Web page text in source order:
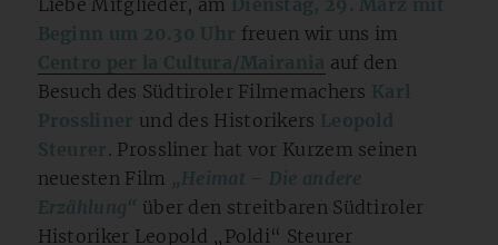
Liebe Mitglieder, am Dienstag, 29. März mit
Beginn um 20.30 Uhr freuen wir uns im
Centro per la Cultura/Mairania auf den
Besuch des Südtiroler Filmemachers Karl
Prossliner und des Historikers Leopold
Steurer. Prossliner hat vor Kurzem seinen
neuesten Film „Heimat – Die andere
Erzählung“ über den streitbaren Südtiroler
Historiker Leopold „Poldi“ Steurer